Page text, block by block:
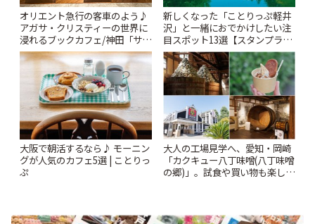
オリエント急行の客車のよう♪
アガサ・クリスティーの世界に
浸れるブックカフェ/神田「サロ
ンクリスティ」 | ことりっぷ
新しくなった「ことりっぷ軽井
沢」と一緒におでかけしたい注
目スポット13選【スタンプラリ
ー開催中】 | ことりっぷ
大阪で朝活するなら♪ モーニン
グが人気のカフェ5選 | ことりっ
ぷ
大人の工場見学へ、愛知・岡崎
「カクキュー八丁味噌(八丁味噌
の郷)」。試食や買い物も楽しみ